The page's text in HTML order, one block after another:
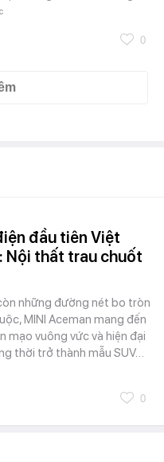
0
đầu tiên Việt
Nội thất trau chuốt
những đường nét bo tròn
MINI Aceman mang đến
mạo vuông vức và hiện đại
thời trở thành mẫu SUV…
0